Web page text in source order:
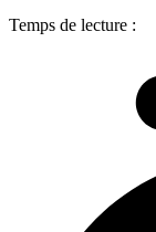
Temps de lecture :